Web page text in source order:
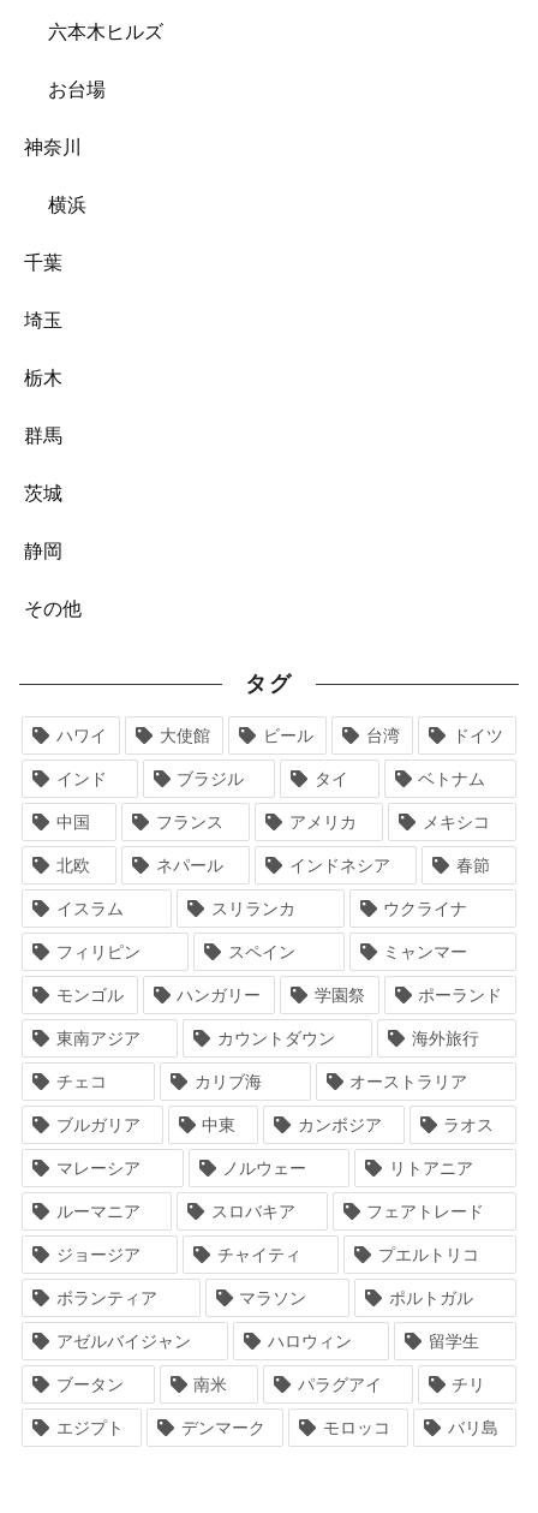
六本木ヒルズ
お台場
神奈川
横浜
千葉
埼玉
栃木
群馬
茨城
静岡
その他
タグ
ハワイ 大使館 ビール 台湾 ドイツ
インド ブラジル タイ ベトナム
中国 フランス アメリカ メキシコ
北欧 ネパール インドネシア 春節
イスラム スリランカ ウクライナ
フィリピン スペイン ミャンマー
モンゴル ハンガリー 学園祭 ポーランド
東南アジア カウントダウン 海外旅行
チェコ カリブ海 オーストラリア
ブルガリア 中東 カンボジア ラオス
マレーシア ノルウェー リトアニア
ルーマニア スロバキア フェアトレード
ジョージア チャイティ プエルトリコ
ボランティア マラソン ポルトガル
アゼルバイジャン ハロウィン 留学生
ブータン 南米 パラグアイ チリ
エジプト デンマーク モロッコ バリ島